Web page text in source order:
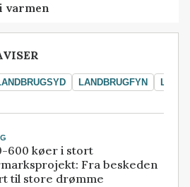
varmen
LANDBRUGFYN
600 køer i stort
Fra beskeden
til store drømme